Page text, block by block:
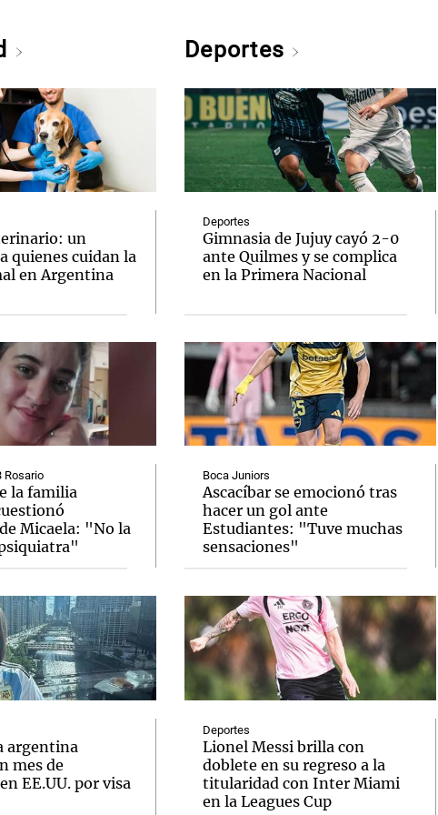
un
quienes cuidan la
en Argentina
Rosario
la familia
Micaela: "No la
argentina
mes de
EE.UU. por visa
Deportes
Deportes
Gimnasia de Jujuy cayó 2-0
ante Quilmes y se complica
en la Primera Nacional
Boca Juniors
Ascacíbar se emocionó tras
hacer un gol ante
Estudiantes: "Tuve muchas
sensaciones"
Deportes
Lionel Messi brilla con
doblete en su regreso a la
titularidad con Inter Miami
en la Leagues Cup
El huracán de Arequito
Notas
Cadena 3 en Groenlandia